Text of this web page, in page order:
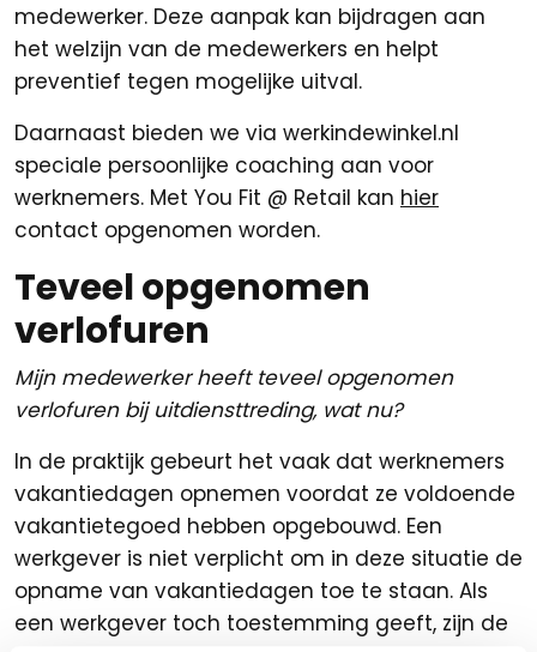
medewerker. Deze aanpak kan bijdragen aan
het welzijn van de medewerkers en helpt
preventief tegen mogelijke uitval.
Daarnaast bieden we via werkindewinkel.nl
speciale persoonlijke coaching aan voor
werknemers. Met You Fit @ Retail kan hier
contact opgenomen worden.
Teveel opgenomen
verlofuren
Mijn medewerker heeft teveel opgenomen
verlofuren bij uitdiensttreding, wat nu?
In de praktijk gebeurt het vaak dat werknemers
vakantiedagen opnemen voordat ze voldoende
vakantietegoed hebben opgebouwd. Een
werkgever is niet verplicht om in deze situatie de
opname van vakantiedagen toe te staan. Als
een werkgever toch toestemming geeft, zijn de